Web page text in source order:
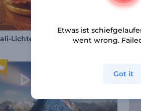
Lichter-Intro
Etwas ist
went wrong.
Got it